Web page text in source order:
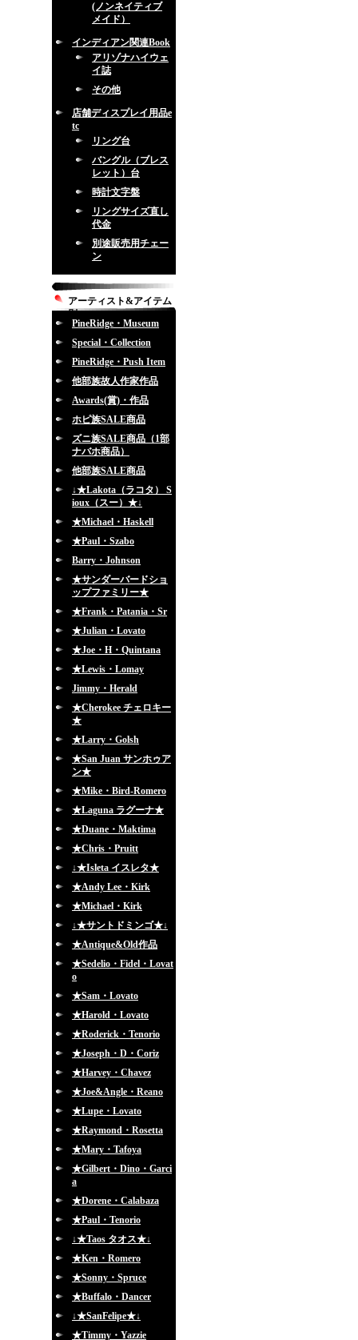
(ノンネイティブ
メイド）
インディアン関連Book
アリゾナハイウェ
イ誌
その他
店舗ディスプレイ用品e
tc
リング台
バングル（ブレス
レット）台
時計文字盤
リングサイズ直し
代金
別途販売用チェー
ン
アーティスト&アイテム
別
PineRidge・Museum
Special・Collection
PineRidge・Push Item
他部族故人作家作品
Awards(賞)・作品
ホピ族SALE商品
ズニ族SALE商品（1部
ナバホ商品）
他部族SALE商品
↓★Lakota（ラコタ） S
ioux（スー）★↓
★Michael・Haskell
★Paul・Szabo
Barry・Johnson
★サンダーバードショ
ップファミリー★
★Frank・Patania・Sr
★Julian・Lovato
★Joe・H・Quintana
★Lewis・Lomay
Jimmy・Herald
★Cherokee チェロキー
★
★Larry・Golsh
★San Juan サンホゥア
ン★
★Mike・Bird-Romero
★Laguna ラグーナ★
★Duane・Maktima
★Chris・Pruitt
↓★Isleta イスレタ★
★Andy Lee・Kirk
★Michael・Kirk
↓★サントドミンゴ★↓
★Antique&Old作品
★Sedelio・Fidel・Lovat
o
★Sam・Lovato
★Harold・Lovato
★Roderick・Tenorio
★Joseph・D・Coriz
★Harvey・Chavez
★Joe&Angle・Reano
★Lupe・Lovato
★Raymond・Rosetta
★Mary・Tafoya
★Gilbert・Dino・Garci
a
★Dorene・Calabaza
★Paul・Tenorio
↓★Taos タオス★↓
★Ken・Romero
★Sonny・Spruce
★Buffalo・Dancer
↓★SanFelipe★↓
★Timmy・Yazzie